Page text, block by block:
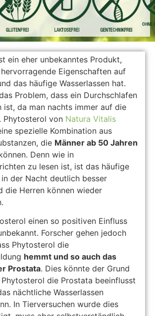
ein eher unbekanntes Produkt,
Eigenschaften auf
das häufige Wasserlassen hat.
Problem, dass ein Durchschlafen
ist, da man nachts immer auf die
Phytosterol von Natura Vitalis
spezielle Kombination aus
die Männer ab 50 Jahren
Denn wie in
zu lesen ist, ist das häufige
in der Nacht deutlich besser
die Herren können wieder
einen so positiven Einfluss
Forscher gehen jedoch
Phytosterol die
hemmt und so auch das
Prostata. Dies könnte der Grund
Phytosterol die Prostata beeinflusst
nächtliche Wasserlassen
In Tierversuchen wurde dies